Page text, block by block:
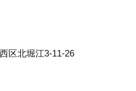
区北堀江3-11-26